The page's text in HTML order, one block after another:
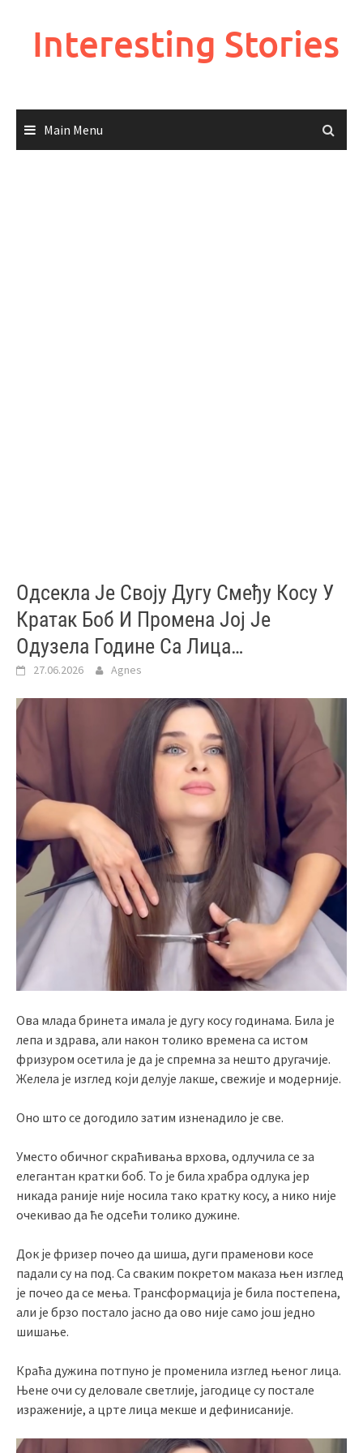
Interesting Stories
Main Menu
Одсекла Је Своју Дугу Смеђу Косу У
Кратак Боб И Промена Јој Је
Одузела Године Са Лица…
27.06.2026 Agnes
Ова млада бринета имала је дугу косу годинама. Била је
лепа и здрава, али након толико времена са истом
фризуром осетила је да је спремна за нешто другачије.
Желела је изглед који делује лакше, свежије и модерније.
Оно што се догодило затим изненадило је све.
Уместо обичног скраћивања врхова, одлучила се за
елегантан кратки боб. То је била храбра одлука јер
никада раније није носила тако кратку косу, а нико није
очекивао да ће одсећи толико дужине.
Док је фризер почео да шиша, дуги праменови косе
падали су на под. Са сваким покретом маказа њен изглед
је почео да се мења. Трансформација је била постепена,
али је брзо постало јасно да ово није само још једно
шишање.
Краћа дужина потпуно је променила изглед њеног лица.
Њене очи су деловале светлије, јагодице су постале
израженије, а црте лица мекше и дефинисаније.